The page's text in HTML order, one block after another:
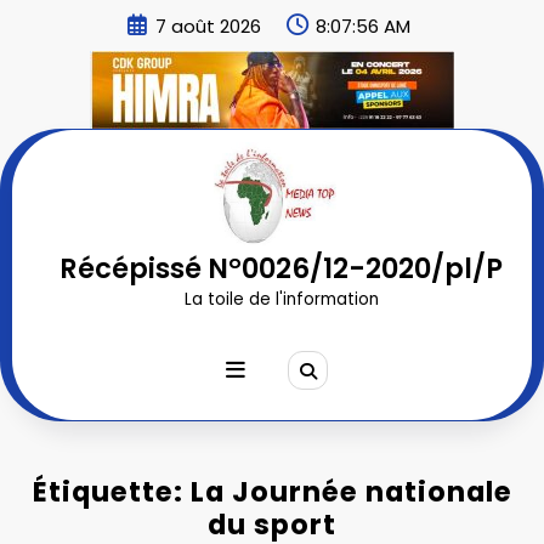
7 août 2026 8:07:57 AM
Récépissé N°0026/12-2020/pl/P
La toile de l'information
Étiquette: La Journée nationale
du sport